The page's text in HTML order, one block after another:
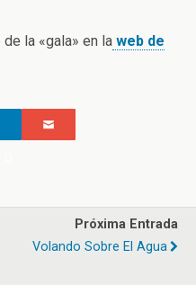
la «gala» en la web de
Próxima Entrada
Volando Sobre El Agua